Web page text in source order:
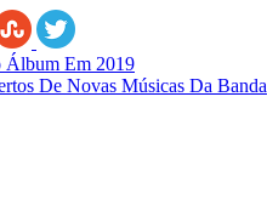
Álbum Em 2019
De Novas Músicas Da Banda